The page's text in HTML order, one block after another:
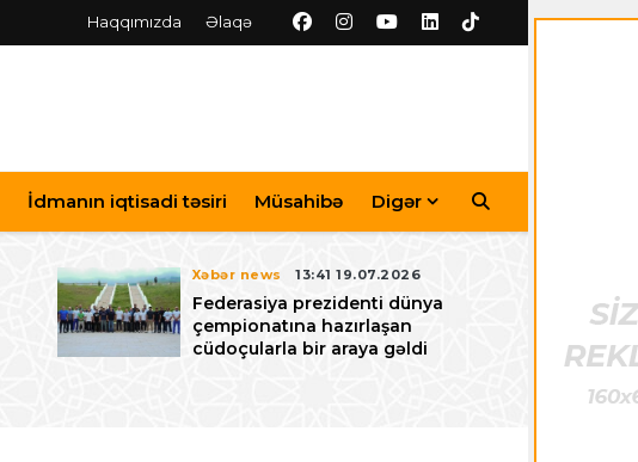
Haqqımızda Əlaqə
İdmanın iqtisadi təsiri Müsahibə Digər
Xəbər news 13:41 19.07.2026
Federasiya prezidenti dünya
çempionatına hazırlaşan
cüdoçularla bir araya gəldi